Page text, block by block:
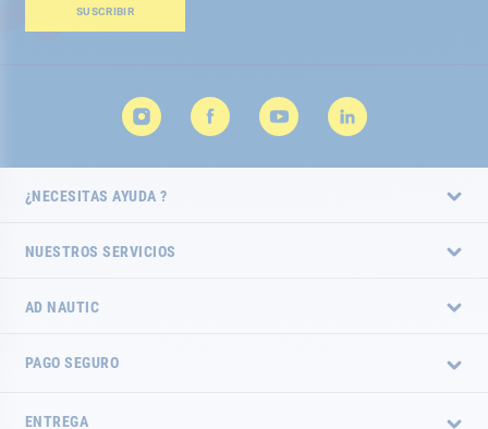
de
SUSCRIBIR
¿NECESITAS AYUDA ?
NUESTROS SERVICIOS
AD NAUTIC
PAGO SEGURO
ENTREGA